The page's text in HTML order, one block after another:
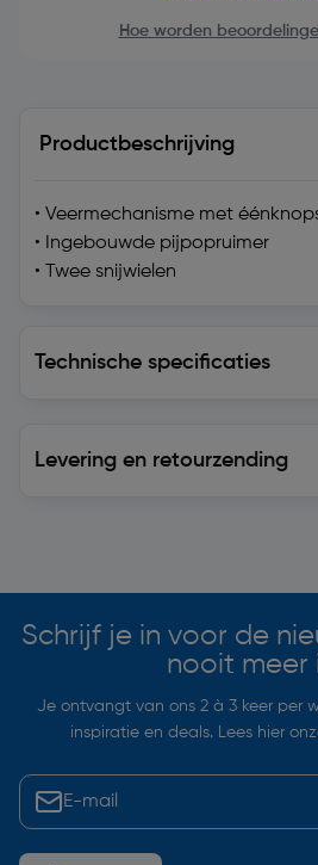
Hoe worden
Productbeschrijving
• Veermechanisme met
• Ingebouwde pijpopruimer
• Twee snijwielen
Technische specificaties
Levering en retourzending
Schrijf je in voor de
nooit meer
Je ontvangt van ons 2 à 3 keer per
inspiratie en deals. Lees hier